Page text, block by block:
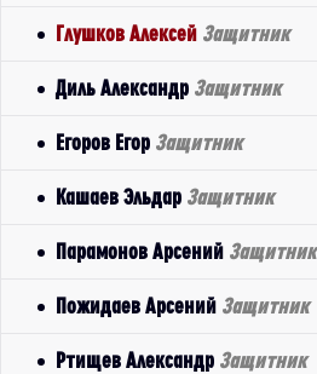
Глушков Алексей Защитник
Диль Александр Защитник
Егоров Егор Защитник
Кашаев Эльдар Защитник
Парамонов Арсений Защитник
Пожидаев Арсений Защитник
Ртищев Александр Защитник